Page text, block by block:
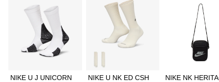
3 期 0 利率 每期 21家銀行
合作金庫商業銀行
第一商業銀行
華南商業銀行
彰化商業銀行
上海商業儲蓄銀行
Apple Pay
NIKE U J UNICORN
NIKE U NK ED CSH
NIKE NK